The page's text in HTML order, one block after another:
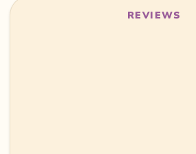
REVIEWS